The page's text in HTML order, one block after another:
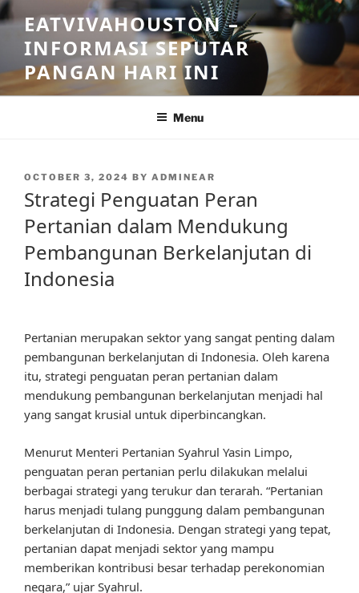
Skip
to
content
EATVIVAHOUSTON –
INFORMASI SEPUTAR
PANGAN HARI INI
Menu
POSTED
OCTOBER 3, 2024 BY ADMINEAR
Strategi Penguatan Peran
Pertanian dalam Mendukung
Pembangunan Berkelanjutan di
Indonesia
Pertanian merupakan sektor yang sangat penting dalam
pembangunan berkelanjutan di Indonesia. Oleh karena
itu, strategi penguatan peran pertanian dalam
mendukung pembangunan berkelanjutan menjadi hal
yang sangat krusial untuk diperbincangkan.
Menurut Menteri Pertanian Syahrul Yasin Limpo,
penguatan peran pertanian perlu dilakukan melalui
berbagai strategi yang terukur dan terarah. “Pertanian
harus menjadi tulang punggung dalam pembangunan
berkelanjutan di Indonesia. Dengan strategi yang tepat,
pertanian dapat menjadi sektor yang mampu
memberikan kontribusi besar terhadap perekonomian
negara,” ujar Syahrul.